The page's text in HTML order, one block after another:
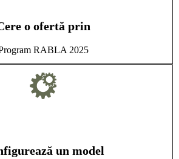
o ofertă prin
RABLA 2025
un model